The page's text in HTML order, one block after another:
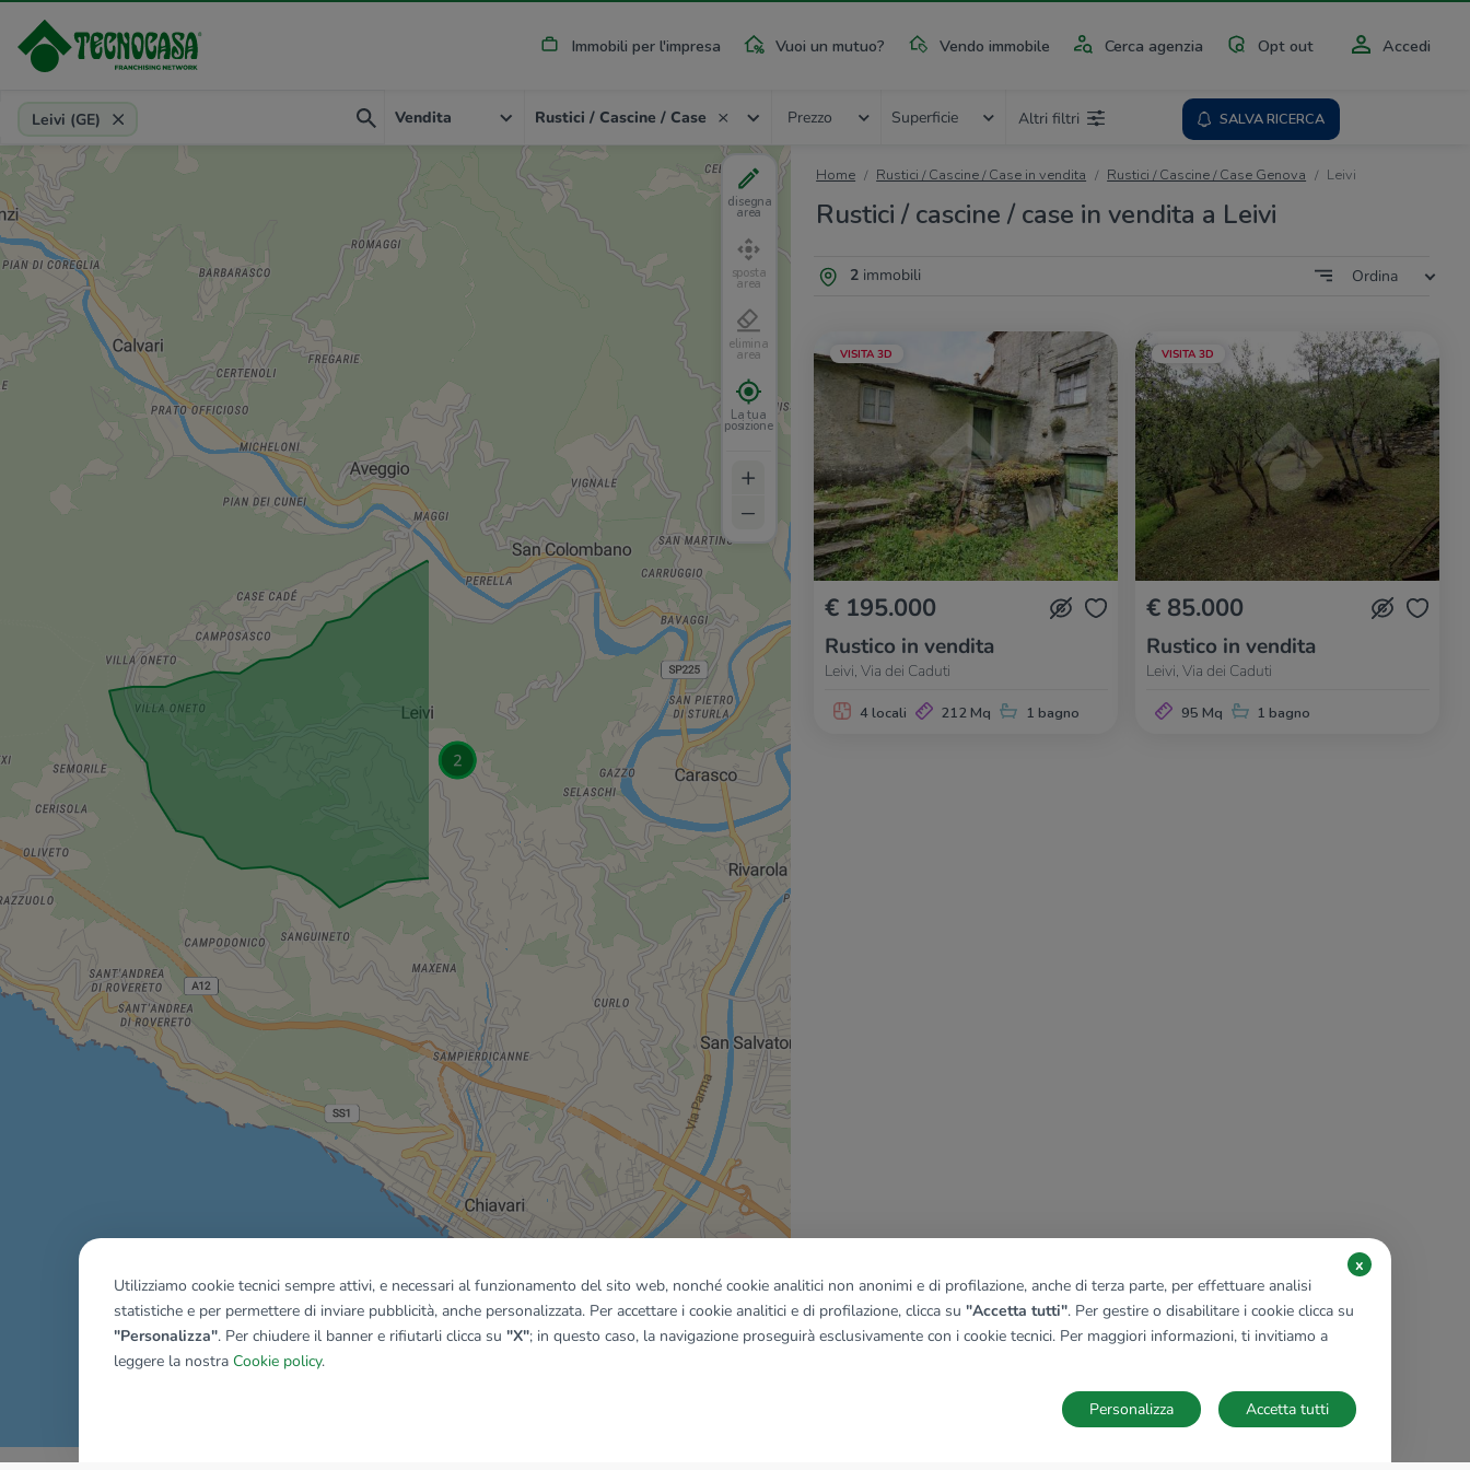
Immobili per l'impresa Vuoi un mutuo? Vendo immobile Cerca agenzia Opt out Accedi
Provincia, comune, zona, riferimento
Leivi (GE) Vendita Rustici / Cascine / Case Prezzo Superficie Altri filtri SALVA RICERCA
Home Rustici / Cascine / Case in vendita Rustici / Cascine / Case Genova Leivi
Rustici / cascine / case in vendita a Leivi
2immobili Ordina
VISITA 3D
€ 195.000
Rustico in vendita
Leivi, Via dei Caduti
4 locali 212 Mq 1 bagno
VISITA 3D
€ 85.000
Rustico in vendita
Leivi, Via dei Caduti
95 Mq 1 bagno
disegna
area
sposta
area
elimina
area
La tua
posizione
+
–
Mostra tutti gli immobili del riquadro
Utilizziamo cookie tecnici sempre attivi, e necessari al funzionamento del sito web, nonché cookie analitici non anonimi e di profilazione, anche di terza parte, per effettuare analisi
statistiche e per permettere di inviare pubblicità, anche personalizzata. Per accettare i cookie analitici e di profilazione, clicca su "Accetta tutti". Per gestire o disabilitare i cookie clicca su
"Personalizza". Per chiudere il banner e rifiutarli clicca su "X"; in questo caso, la navigazione proseguirà esclusivamente con i cookie tecnici. Per maggiori informazioni, ti invitiamo a
leggere la nostra Cookie policy.
x
Accetta tutti
Personalizza